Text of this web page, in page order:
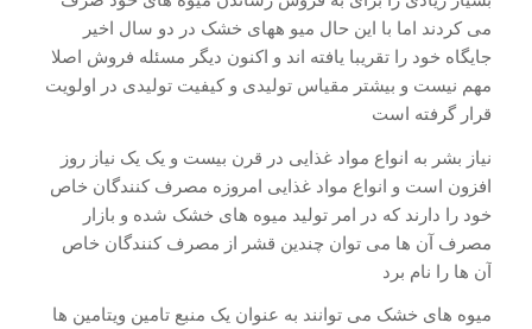
می کردند اما با این حال میو ههای خشک در دو سال اخیر
جایگاه خود را تقریبا یافته اند و اکنون دیگر مسئله فروش اصلا
مهم نیست و بیشتر مقیاس تولیدی و کیفیت تولیدی در اولویت
قرار گرفته است
نیاز بشر به انواع مواد غذایی در قرن بیست و یک یک نیاز روز
افزون است و انواع مواد غذایی امروزه مصرف کنندگان خاص
خود را دارند که در امر تولید میوه های خشک شده و بازار
مصرف آن ها می توان چندین قشر از مصرف کنندگان خاص
آن ها را نام برد
میوه های خشک می توانند به عنوان یک منبع تامین ویتامین ها